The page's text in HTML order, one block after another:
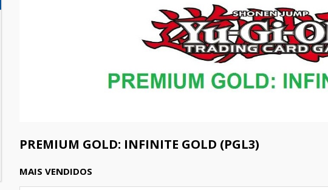
PREMIUM GOLD: INFINITE GOLD (PGL3)
MAIS VENDIDOS